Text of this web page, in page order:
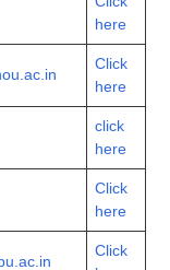
here
Click
here
click
here
Click
here
Click